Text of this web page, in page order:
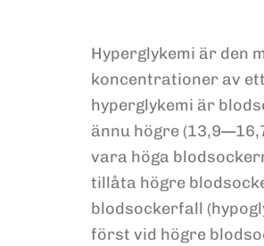
Hyperglykemi är den
koncentrationer av
hyperglykemi är
ännu högre
vara höga
tillåta högre
blodsockerfall
först vid högre